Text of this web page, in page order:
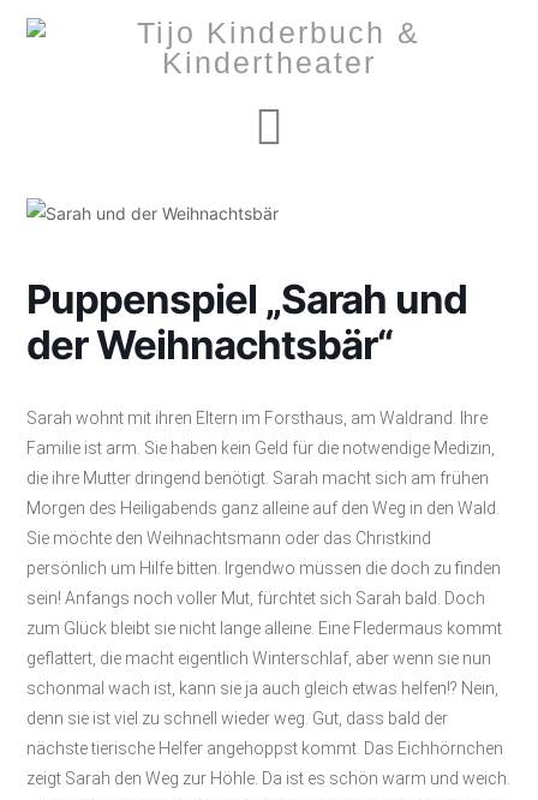
Puppenspiel „Sarah und
der Weihnachtsbär“
Sarah wohnt mit ihren Eltern im Forsthaus, am Waldrand. Ihre
Familie ist arm. Sie haben kein Geld für die notwendige Medizin,
die ihre Mutter dringend benötigt. Sarah macht sich am frühen
Morgen des Heiligabends ganz alleine auf den Weg in den Wald.
Sie möchte den Weihnachtsmann oder das Christkind
persönlich um Hilfe bitten. Irgendwo müssen die doch zu finden
sein! Anfangs noch voller Mut, fürchtet sich Sarah bald. Doch
zum Glück bleibt sie nicht lange alleine. Eine Fledermaus kommt
geflattert, die macht eigentlich Winterschlaf, aber wenn sie nun
schonmal wach ist, kann sie ja auch gleich etwas helfen!? Nein,
denn sie ist viel zu schnell wieder weg. Gut, dass bald der
nächste tierische Helfer angehoppst kommt. Das Eichhörnchen
zeigt Sarah den Weg zur Höhle. Da ist es schön warm und weich.